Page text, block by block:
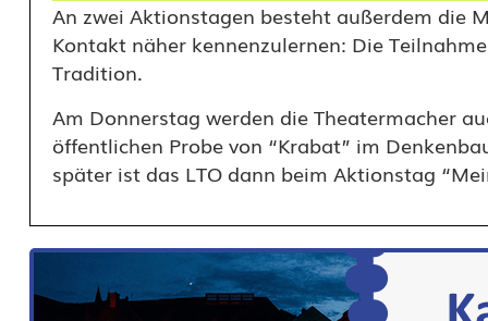
e
r
B
An zwei Aktionstagen besteht außerdem die
Kontakt näher kennenzulernen: Die
Tradition.
Am Donnerstag werden die Theatermacher
öffentlichen Probe von “Krabat” im
später ist das LTO dann beim Aktionstag